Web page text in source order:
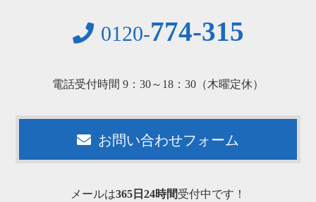
0120-774-315
電話受付時間 9：30～18：30（木曜定休）
お問い合わせフォーム
メールは365日24時間受付中です！